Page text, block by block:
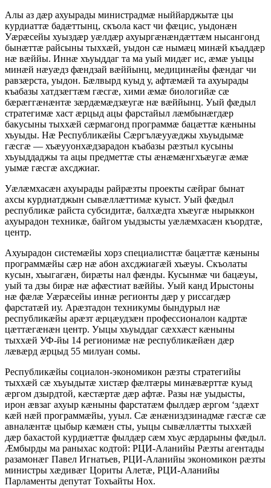
Алы аз дæр ахуырады министрадмæ ныййарджытæ цы
курдиаттæ бадæттынц, скъола каст чи фæцис, уыдонæн
Уæрæсейы хуыздæр уæлдæр ахуыргæнæндæттæм нысангонд
бынæттæ райсыны тыххæй, уыдон сæ нымæц минæй къаддæр
нæ вæййы. Иннæ хъуыддаг та ма уый мидæг ис, æмæ уыцы
минæй нæуæдз фæндзай вæййынц, медицинæйы фæндаг чи
равзæрста, уыдон. Бæлвырд куыд у, афтæмæй та ахуырады
къабазы хатдзæгтæм гæсгæ, хими æмæ биологийæ сæ
бæрæггæнæнтæ зæрдæмæдзæугæ нæ вæййынц. Уый фæдыл
стратегимæ хаст æрцыд ацы фарстайыл лæмбынæгдæр
бакусыны тыххæй сæрмагонд программæ бацæттæ кæныны
хъуыды. Нæ Республикæйы Сæргълæууæджы хъуыдымæ
гæсгæ — хъæууонхæдзарадон къабазы рæзтыл кусыны
хъуыддаджы та ацы предметтæ сты æнæмæнгхъæугæ æмæ
уымæ гæсгæ ахсджиаг.
Уæлæмхасæн ахуырады райрæзты проекты сæйраг бынат
ахсы курдиатджын сывæллæттимæ куыст. Уый фæдыл
республикæ райста субсидитæ, балхæдта хъæугæ нырыккон
ахуырадон техникæ, байгом уыдзысты уæлæмхасæн къордтæ,
центр.
Ахуырадон системæйы хорз специалисттæ бацæттæ кæныны
программæйы сæр нæ абон ахсджиагæй хъæуы. Скъолаты
кусын, хъыгагæн, бирæты нал фæнды. Кусынмæ чи бацæуы,
уый та дзы бирæ нæ афæстиат вæййы. Уый канд Ирыстоны
нæ фæлæ Уæрæсейы иннæ регионты дæр у риссагдæр
фарстатæй иу. Арæзтадон техникумы бындурыл нæ
республикæйы арæзт æрцæудзæн профессионалон кадртæ
цæттæгæнæн центр. Уыцы хъуыддаг сæххæст кæныны
тыххæй УФ-йы 14 регионимæ нæ республикæйæн дæр
лæвæрд æрцыд 55 милуан сомы.
Республикæйы социалон-экономикон рæзты стратегийы
тыххæй сæ хъуыдытæ хистæр фæлтæры минæвæрттæ куыд
æргом дзырдтой, кæстæртæ дæр афтæ. Разы нæ уыдысты,
ирон æвзаг ахуыр кæныны фарстатæм фылдæр æргом ‘здæхт
кæй нæй программæйы, ууыл. Сæ æнæниздзинадмæ гæсгæ сæ
авналæнтæ цыбыр кæмæн сты, уыцы сывæллæтты тыххæй
дæр бахастой курдиæттæ фылдæр сæм хъус æрдарыны фæдыл.
Æмбырды ма раныхас кодтой: РЦИ-Аланийы Рæзты агентады
разамонæг Павел Игнатьев, РЦИ-Аланийы экономикон рæзты
министры хæдивæг Цориты Алетæ, РЦИ-Аланийы
Парламенты депутат Тохъайты Нох.